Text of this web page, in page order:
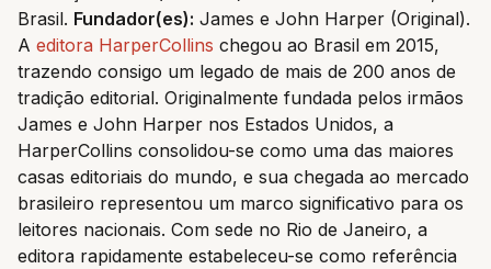
Brasil. Fundador(es): James e John Harper (Original).
A editora HarperCollins chegou ao Brasil em 2015,
trazendo consigo um legado de mais de 200 anos de
tradição editorial. Originalmente fundada pelos irmãos
James e John Harper nos Estados Unidos, a
HarperCollins consolidou-se como uma das maiores
casas editoriais do mundo, e sua chegada ao mercado
brasileiro representou um marco significativo para os
leitores nacionais. Com sede no Rio de Janeiro, a
editora rapidamente estabeleceu-se como referência